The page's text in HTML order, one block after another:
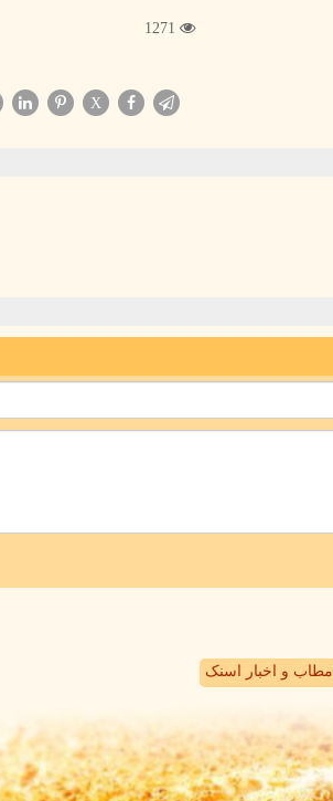
1271
X
مطاب و اخبار اسنک